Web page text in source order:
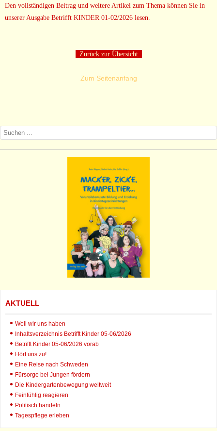
Den vollständigen Beitrag und weitere Artikel zum Thema können Sie in
unserer Ausgabe Betrifft KINDER 01-02/2026 lesen.
Zurück zur Übersicht
Zum Seitenanfang
AKTUELL
Weil wir uns haben
Inhaltsverzeichnis Betrifft Kinder 05-06/2026
Betrifft Kinder 05-06/2026 vorab
Hört uns zu!
Eine Reise nach Schweden
Fürsorge bei Jungen fördern
Die Kindergartenbewegung weltweit
Feinfühlig reagieren
Politisch handeln
Tagespflege erleben